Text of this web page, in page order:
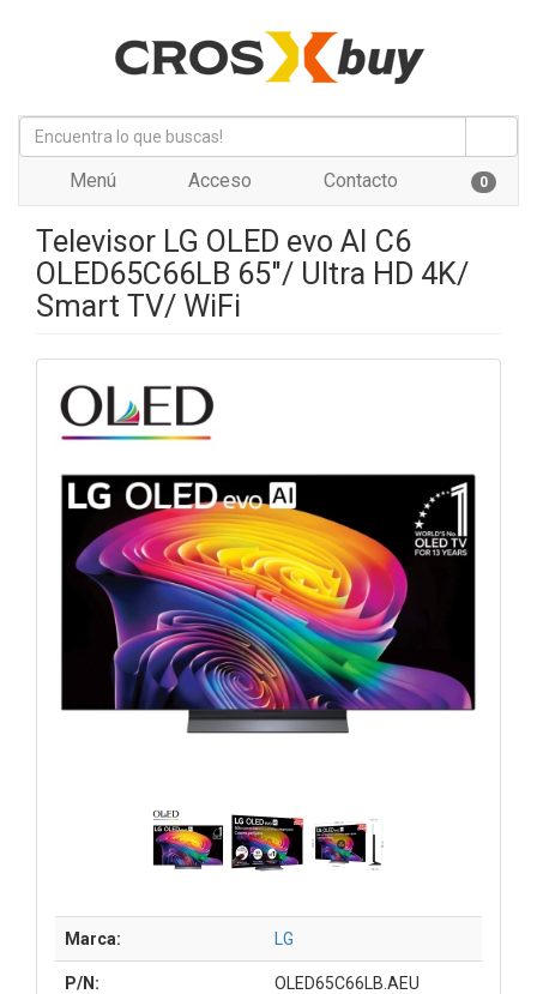
Menú Acceso Contacto 0
Televisor LG OLED evo AI C6
OLED65C66LB 65"/ Ultra HD 4K/
Smart TV/ WiFi
Marca: LG
P/N: OLED65C66LB.AEU